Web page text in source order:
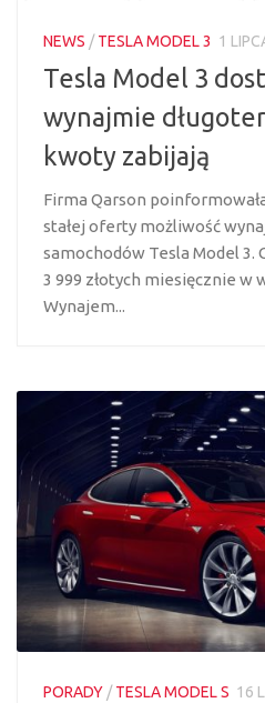
NEWS /TESLA MODEL 3 1
Tesla Model 3
wynajmie
kwoty zabijają
Firma Qarson
stałej oferty możliwość
samochodów Tesla Model 3.
3 999 złotych miesięcznie w
Wynajem...
PORADY /TESLA MODEL S 16